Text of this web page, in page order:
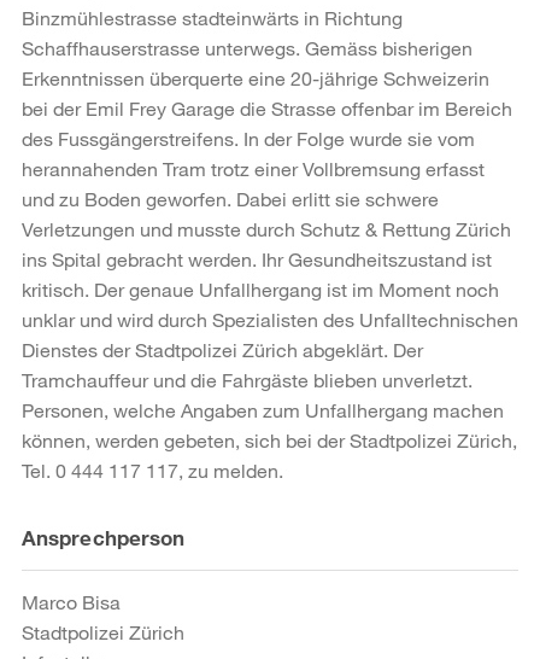
Binzmühlestrasse stadteinwärts in Richtung
Schaffhauserstrasse unterwegs. Gemäss bisherigen
Erkenntnissen überquerte eine 20-jährige Schweizerin
bei der Emil Frey Garage die Strasse offenbar im Bereich
des Fussgängerstreifens. In der Folge wurde sie vom
herannahenden Tram trotz einer Vollbremsung erfasst
und zu Boden geworfen. Dabei erlitt sie schwere
Verletzungen und musste durch Schutz & Rettung Zürich
ins Spital gebracht werden. Ihr Gesundheitszustand ist
kritisch. Der genaue Unfallhergang ist im Moment noch
unklar und wird durch Spezialisten des Unfalltechnischen
Dienstes der Stadtpolizei Zürich abgeklärt. Der
Tramchauffeur und die Fahrgäste blieben unverletzt.
Personen, welche Angaben zum Unfallhergang machen
können, werden gebeten, sich bei der Stadtpolizei Zürich,
Tel. 0 444 117 117, zu melden.
Weitere
Informationen
Ansprechperson
Marco Bisa
Stadtpolizei Zürich